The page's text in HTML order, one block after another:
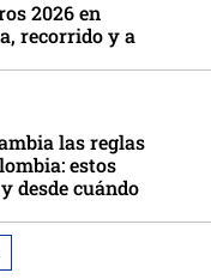
2026 en
recorrido y a
las reglas
estos
desde cuándo